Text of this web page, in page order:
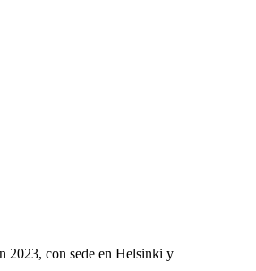
2023, con sede en Helsinki y